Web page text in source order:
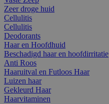
Zeer droge huid
Cellulitis
Cellulitis
Deodorants
Haar en Hoofdhuid
Beschadigd haar en hoofdirritatie
Anti Roos
Haaruitval en Futloos Haar
Luizen haar
Gekleurd Haar
Haarvitaminen